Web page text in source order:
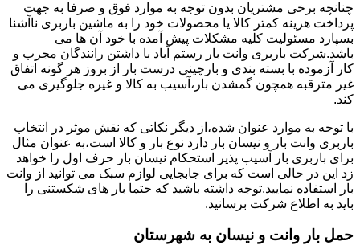
چنانچه برخی مشتریان بدون توجه به موارد فوق و صرفا به جهت
پرداخت هزینه کمتر کالا یا محصولات خود را به ماشین باربری ناآشنا
بسپارد مسئولیت کلیه مشکلات پیش آمده با خود آن ها می
باشد.شرکت باربری وانت بار رستم آباد با داشتن رانندگان مجرب و
کار آزموده با بسته بندی و بارچینی درست بار از بروز هر گونه اتفاق
غیر مترقبه همچون گمشدن بار،آسیب به کالا و غیره جلوگیری می
کند.
با توجه به موارد عنوان شده،از دیگر نکاتی که نقش موثر در انتخاب
باربری وانت بار و نیسان بار دارد نوع بار و کالا است،به عنوان مثال
برای باربری بار آسیب پذیر استحکام نیسان بار حرف اول را خواهد
زد این در حالی است که برای جابجایی لوازم سبک می توانید از وانت
بار استفاده نمایید.توجه داشته باشید که حتما بار های شکستنی را
باید به اطلاع شرکت برسانید.
حمل بار وانت و نیسان به شهرستان